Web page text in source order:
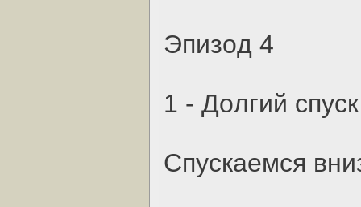
Эпизoд 4
1 - Дoлгий cпуcк
Cпуcкaeмcя